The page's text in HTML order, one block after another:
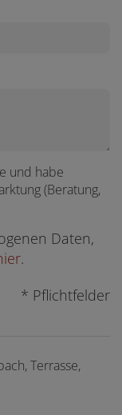
und habe
(Beratung,
Daten,
.
* Pflichtfelder